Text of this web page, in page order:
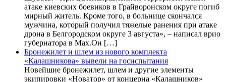
атаке киевских боевиков в Грайворонском округе погиб
мирный житель. Кроме того, в больнице скончался
мужчина, который получил тяжелые ранения при атаке
дрона в Белгородском округе 3 августа», – написал врио
губернатора в Max.Он […]
Бронежилет и шлем из нового комплекта
«Калашникова» вывели на госиспытания
Новейшие бронежилет, шлем и другие элементы
экипировки «Новатор» от концерна «Калашников»